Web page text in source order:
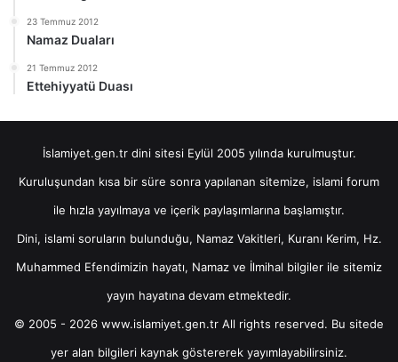
23 Temmuz 2012
Namaz Duaları
21 Temmuz 2012
Ettehiyyatü Duası
İslamiyet.gen.tr dini sitesi Eylül 2005 yılında kurulmuştur.
Kuruluşundan kısa bir süre sonra yapılanan sitemize, islami forum
ile hızla yayılmaya ve içerik paylaşımlarına başlamıştır.
Dini, islami soruların bulunduğu, Namaz Vakitleri, Kuranı Kerim, Hz.
Muhammed Efendimizin hayatı, Namaz ve İlmihal bilgiler ile sitemiz
yayın hayatına devam etmektedir.
© 2005 - 2026 www.islamiyet.gen.tr All rights reserved. Bu sitede
yer alan bilgileri kaynak göstererek yayımlayabilirsiniz.